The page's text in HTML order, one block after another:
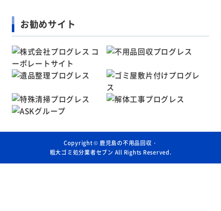
お勧めサイト
Copyright © 鹿児島の不用品回収・
粗大ゴミ処分業者セブン All Rights Reserved.